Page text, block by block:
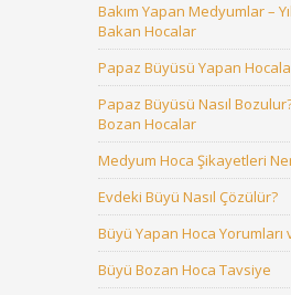
Bakım Yapan Medyumlar –
Bakan Hocalar
Papaz Büyüsü Yapan
Papaz Büyüsü Nasıl
Bozan Hocalar
Medyum Hoca Şikayetleri
Evdeki Büyü Nasıl Çözülür?
Büyü Yapan Hoca Yorumları
Büyü Bozan Hoca Tavsiye